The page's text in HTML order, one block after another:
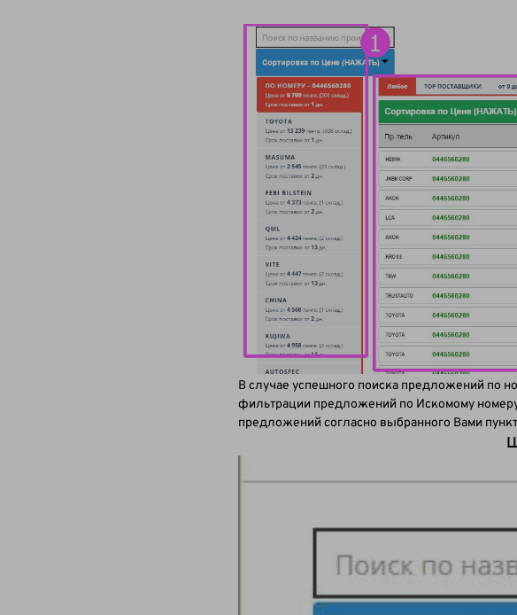
В случае успешного поиска предложений по
фильтрации предложений по Искомому
предложений согласно выбранного Вами